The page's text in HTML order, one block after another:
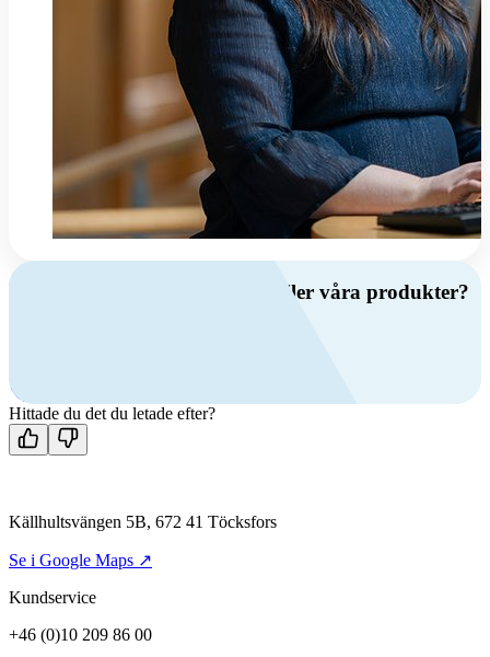
Har du frågor om ventilation eller våra produkter?
Kontakta oss
Hittade du det du letade efter?
Källhultsvängen 5B, 672 41 Töcksfors
Se i Google Maps ↗
Kundservice
+46 (0)10 209 86 00